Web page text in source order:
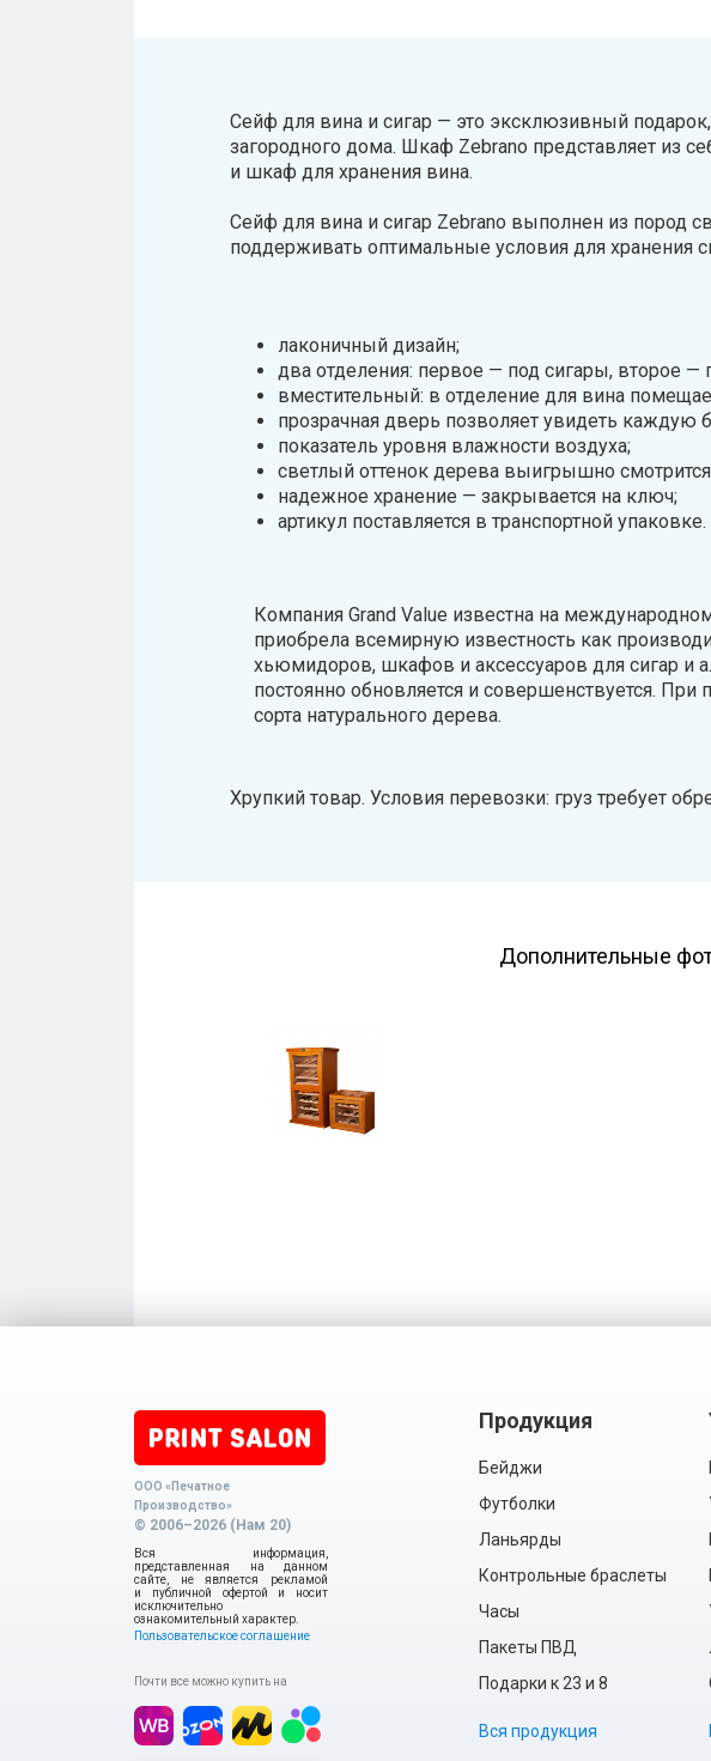
Сейф для вина и сигар — это эксклюзивный
загородного дома. Шкаф Zebrano представляет из
и шкаф для хранения вина.
Сейф для вина и сигар Zebrano выполнен из пород
поддерживать оптимальные условия для хранения
лаконичный дизайн;
два отделения: первое — под сигары, второе —
вместительный: в отделение для вина
прозрачная дверь позволяет увидеть каждую
показатель уровня влажности воздуха;
светлый оттенок дерева выигрышно
надежное хранение — закрывается на ключ;
артикул поставляется в транспортной упаковке.
Компания Grand Value известна на
приобрела всемирную известность как
хьюмидоров, шкафов и аксессуаров для сигар и
постоянно обновляется и совершенствуется.
сорта натурального дерева.
Хрупкий товар. Условия перевозки: груз требует
Дополнительные
ООО «Печатное
Производство»
© 2006–2026 (Нам 20)
Вся информация,
представленная на данном
сайте, не является рекламой
и публичной офертой и носит
исключительно
ознакомительный характер.
Пользовательское соглашение
Почти все можно купить на
Продукция
Бейджи
Футболки
Ланьярды
Контрольные браслеты
Часы
Пакеты ПВД
Подарки к 23 и 8
Вся продукция